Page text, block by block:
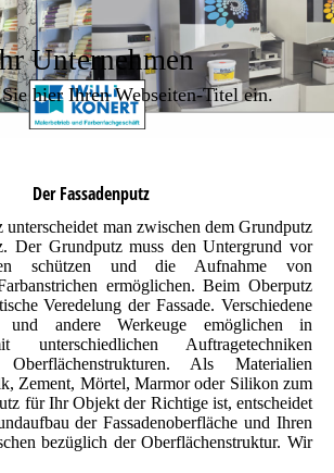
Unternehmen
hier Ihren Webseiten-Titel ein.
Der Fassadenputz
unterscheidet man zwischen dem Grundputz
Der Grundputz muss den Untergrund vor
schützen und die Aufnahme von
ermöglichen. Beim Oberputz
Veredelung der Fassade. Verschiedene
und andere Werkeuge emöglichen in
unterschiedlichen Auftragetechniken
Oberflächenstrukturen. Als Materialien
Zement, Mörtel, Marmor oder Silikon zum
für Ihr Objekt der Richtige ist, entscheidet
der Fassadenoberfläche und Ihren
bezüglich der Oberflächenstruktur. Wir